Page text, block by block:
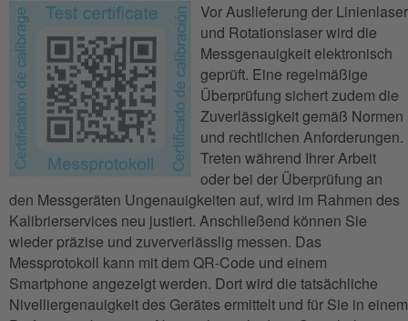
Vor Auslieferung der Linienlaser
und Rotationslaser wird die
Messgenauigkeit elektronisch
geprüft. Eine regelmäßige
Überprüfung sichert zudem die
Zuverlässigkeit gemäß Normen
und rechtlichen Anforderungen.
Treten während Ihrer Arbeit
oder bei der Überprüfung an
den Messgeräten Ungenauigkeiten auf, wird im Rahmen des
Kalibrierservices neu justiert. Anschließend können Sie
wieder präzise und zuververlässlig messen. Das
Messprotokoll kann mit dem QR-Code und einem
Smartphone angezeigt werden. Dort wird die tatsächliche
Nivelliergenauigkeit des Gerätes ermittelt und für Sie in einem